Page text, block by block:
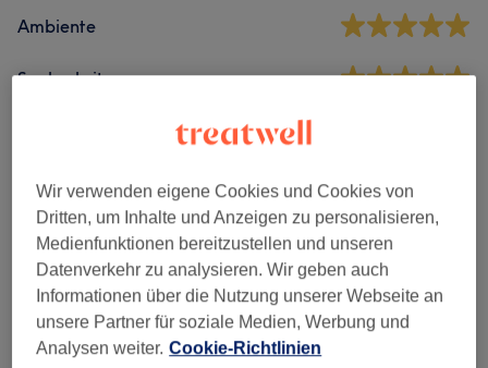
Ambiente
Sauberkeit
Bewertungen filtern
Bewertung Nach Sternen filtern
Wir verwenden eigene Cookies und Cookies von
Dritten, um Inhalte und Anzeigen zu personalisieren,
Medienfunktionen bereitzustellen und unseren
Datenverkehr zu analysieren. Wir geben auch
Informationen über die Nutzung unserer Webseite an
unsere Partner für soziale Medien, Werbung und
Analysen weiter. Cookie-Richtlinien